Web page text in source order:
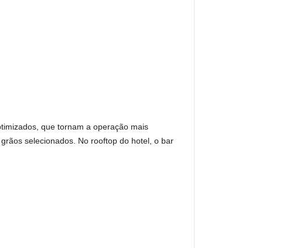
que tornam a operação mais
selecionados. No rooftop do hotel, o bar